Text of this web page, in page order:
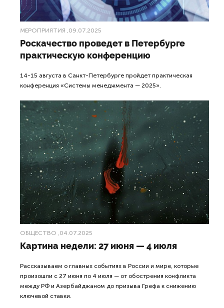
МЕРОПРИЯТИЯ ,09.07.2025
Роскачество проведет в Петербурге
практическую конференцию
14-15 августа в Санкт-Петербурге пройдет практическая
конференция «Системы менеджмента — 2025».
ОБЩЕСТВО ,04.07.2025
Картина недели: 27 июня — 4 июля
Рассказываем о главных событиях в России и мире, которые
произошли с 27 июня по 4 июля — от обострения конфликта
между РФ и Азербайджаном до призыва Грефа к снижению
ключевой ставки.